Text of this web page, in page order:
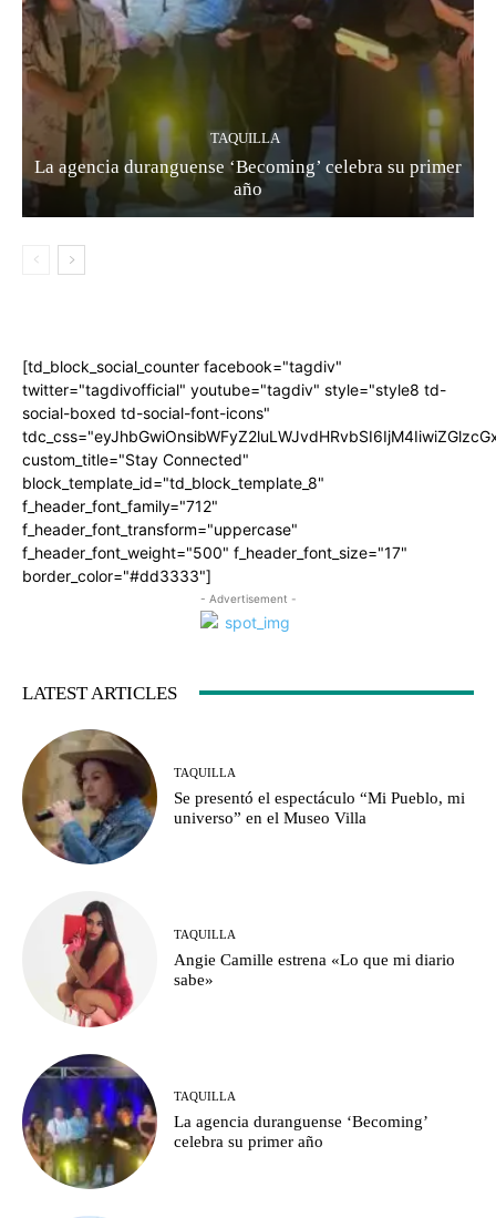
TAQUILLA
La agencia duranguense ‘Becoming’ celebra su primer
año
[td_block_social_counter facebook="tagdiv"
twitter="tagdivofficial" youtube="tagdiv" style="style8 td-
social-boxed td-social-font-icons"
custom_title="Stay Connected"
block_template_id="td_block_template_8"
f_header_font_family="712"
f_header_font_transform="uppercase"
f_header_font_weight="500" f_header_font_size="17"
border_color="#dd3333"]
- Advertisement -
LATEST ARTICLES
TAQUILLA
Se presentó el espectáculo “Mi Pueblo, mi
universo” en el Museo Villa
TAQUILLA
Angie Camille estrena «Lo que mi diario
sabe»
TAQUILLA
La agencia duranguense ‘Becoming’
celebra su primer año